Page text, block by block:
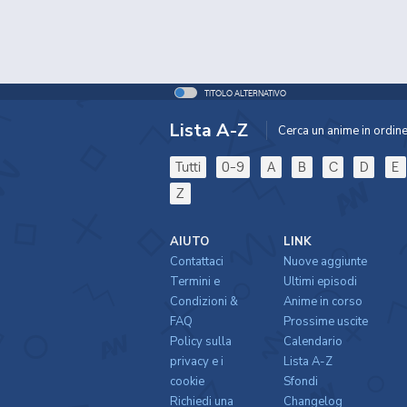
Demi-chan wa
Gate 2
Dopo 12 episodi di hige wo soru...
dell'analfabetismo, mi sono
italiano (e con un senso logico). Se
emotivamente guardati grisaia no
TITOLO ALTERNATIVO
Lista A-Z Cerca un anime in
Tutti 0-9 A B C D E
Z
AIUTO
Contattaci
Termini e
Condizioni &
FAQ
Policy sulla
privacy e i
cookie
Richiedi una
LINK
Nuove aggiunte
Ultimi episodi
Anime in corso
Prossime uscite
Calendario
Lista A-Z
Sfondi
Changelog